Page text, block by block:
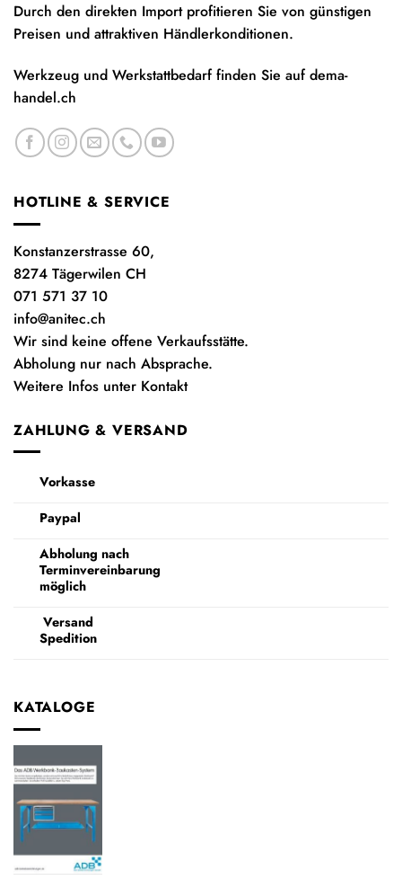
Durch den direkten Import profitieren Sie von günstigen
Preisen und attraktiven Händlerkonditionen.
Werkzeug und Werkstattbedarf finden Sie aufdema-
handel.ch
HOTLINE & SERVICE
Konstanzerstrasse 60,
8274 Tägerwilen CH
071 571 37 10
info@anitec.ch
Wir sind keine offene Verkaufsstätte.
Abholung nur nach Absprache.
Weitere Infos unter Kontakt
ZAHLUNG & VERSAND
Vorkasse
Paypal
Abholung nach
Terminvereinbarung
möglich
Versand
Spedition
KATALOGE